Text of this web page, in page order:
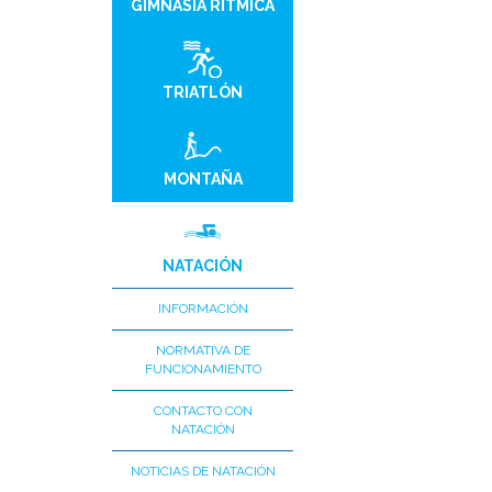
GIMNASIA RÍTMICA
TRIATLÓN
MONTAÑA
NATACIÓN
INFORMACIÓN
NORMATIVA DE
FUNCIONAMIENTO
CONTACTO CON
NATACIÓN
NOTICIAS DE NATACIÓN